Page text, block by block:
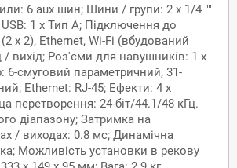
6 aux шин; Шини / групи: 2 x 1/4 ""
1 х Тип А; Підключення до
x 2), Ethernet, Wi-Fi (вбудований
/ вихід; Роз'єми для навушників: 1 x
6-смуговий параметричний, 31-
Ethernet: RJ-45; Ефекти: 4 х
перетворення: 24-біт/44.1/48 кГц.
діапазону; Затримка на
/ виходах: 0.8 мс; Динамічна
Можливість установки в рекову